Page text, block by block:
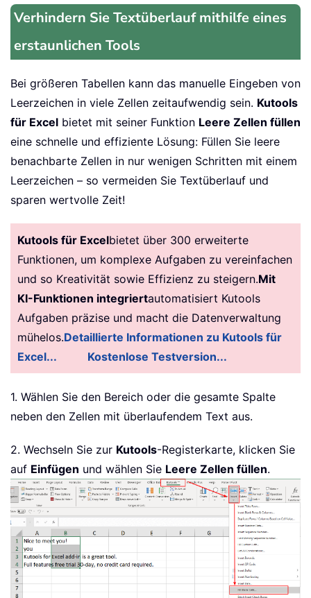
Verhindern Sie Textüberlauf mithilfe eines
erstaunlichen Tools
Bei größeren Tabellen kann das manuelle Eingeben von
Leerzeichen in viele Zellen zeitaufwendig sein. Kutools
für Excel bietet mit seiner Funktion Leere Zellen füllen
eine schnelle und effiziente Lösung: Füllen Sie leere
benachbarte Zellen in nur wenigen Schritten mit einem
Leerzeichen – so vermeiden Sie Textüberlauf und
sparen wertvolle Zeit!
Kutools für Excelbietet über 300 erweiterte
Funktionen, um komplexe Aufgaben zu vereinfachen
und so Kreativität sowie Effizienz zu steigern.Mit
KI-Funktionen integriertautomatisiert Kutools
Aufgaben präzise und macht die Datenverwaltung
mühelos.Detaillierte Informationen zu Kutools für
Excel...
Kostenlose Testversion...
1. Wählen Sie den Bereich oder die gesamte Spalte
neben den Zellen mit überlaufendem Text aus.
2. Wechseln Sie zur Kutools-Registerkarte, klicken Sie
auf Einfügen und wählen Sie Leere Zellen füllen.